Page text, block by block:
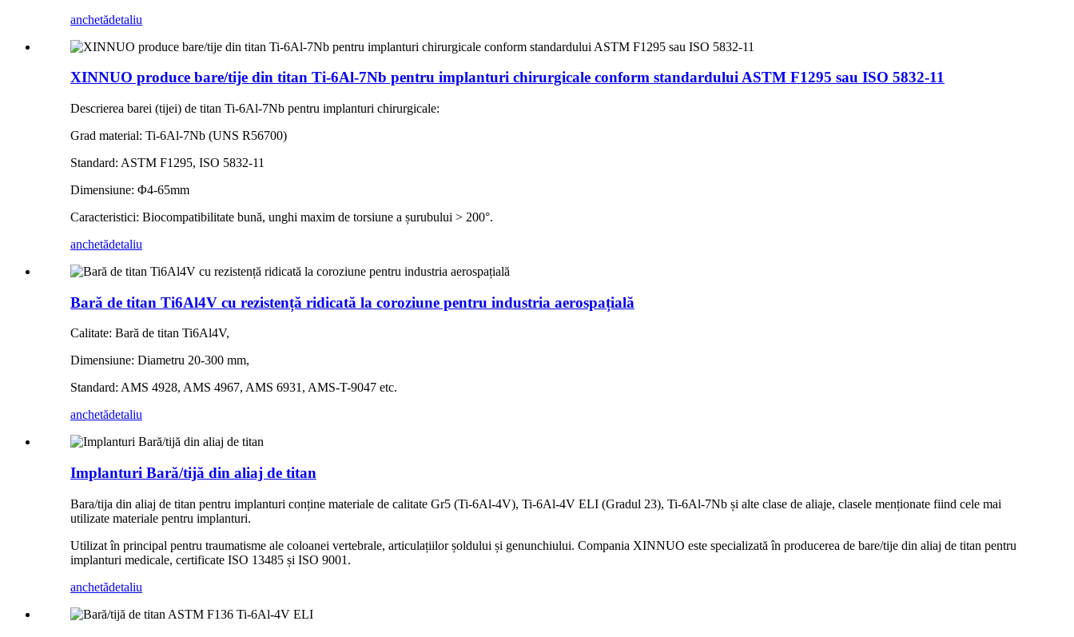
anchetădetaliu
XINNUO produce bare/tije din titan Ti-6Al-7Nb pentru implanturi chirurgicale conform standardului ASTM F1295 sau ISO 5832-11
Descrierea barei (tijei) de titan Ti-6Al-7Nb pentru implanturi chirurgicale:
Grad material: Ti-6Al-7Nb (UNS R56700)
Standard: ASTM F1295, ISO 5832-11
Dimensiune: Φ4-65mm
Caracteristici: Biocompatibilitate bună, unghi maxim de torsiune a șurubului > 200°.
anchetădetaliu
Bară de titan Ti6Al4V cu rezistență ridicată la coroziune pentru industria aerospațială
Calitate: Bară de titan Ti6Al4V,
Dimensiune: Diametru 20-300 mm,
Standard: AMS 4928, AMS 4967, AMS 6931, AMS-T-9047 etc.
anchetădetaliu
Implanturi Bară/tijă din aliaj de titan
Bara/tija din aliaj de titan pentru implanturi conține materiale de calitate Gr5 (Ti-6Al-4V), Ti-6Al-4V ELI (Gradul 23), Ti-6Al-7Nb și alte clase de aliaje, clasele menționate fiind cele mai
utilizate materiale pentru implanturi.
Utilizat în principal pentru traumatisme ale coloanei vertebrale, articulațiilor șoldului și genunchiului. Compania XINNUO este specializată în producerea de bare/tije din aliaj de titan pentru
implanturi medicale, certificate ISO 13485 și ISO 9001.
anchetădetaliu